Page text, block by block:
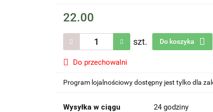
22.00
szt. Do koszyka
Do przechowalni
Program lojalnościowy dostępny jest tylko dla
Wysyłka w ciągu 24 godziny